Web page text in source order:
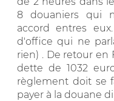
8 douaniers qui
accord entres
d'office qui ne
rien) . De retour en
dette de 1032
règlement doit se
payer à la douane